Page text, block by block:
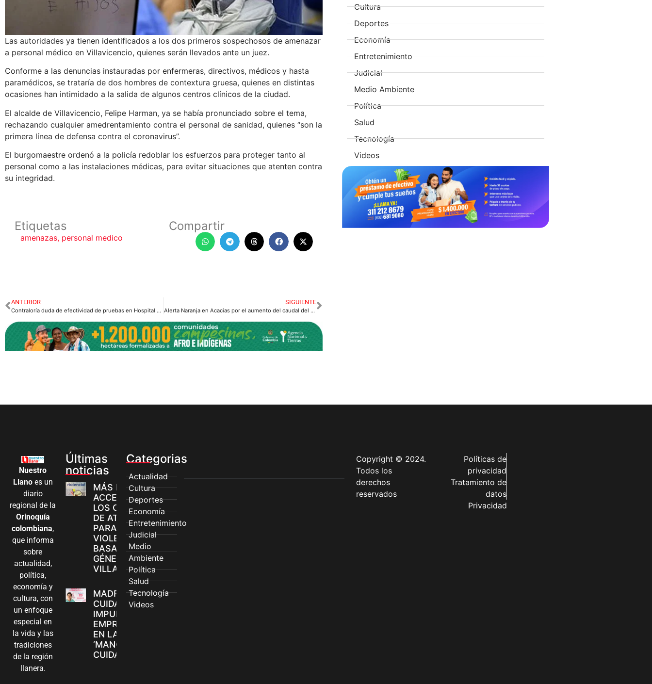
Las autoridades ya tienen identificados a los dos primeros sospechosos de amenazar
a personal médico en Villavicencio, quienes serán llevados ante un juez.
Conforme a las denuncias instauradas por enfermeras, directivos, médicos y hasta
paramédicos, se trataría de dos hombres de contextura gruesa, quienes en distintas
ocasiones han intimidado a la salida de algunos centros clínicos de la ciudad.
El alcalde de Villavicencio, Felipe Harman, ya se había pronunciado sobre el tema,
rechazando cualquier amedrentamiento contra el personal de sanidad, quienes “son la
primera línea de defensa contra el coronavirus”.
El burgomaestre ordenó a la policía redoblar los esfuerzos para proteger tanto al
personal como a las instalaciones médicas, para evitar situaciones que atenten contra
su integridad.
Etiquetas
amenazas, personal medico
Compartir
ANTERIOR
Contraloría duda de efectividad de pruebas en Hospital de Villavicencio
SIGUIENTE
Alerta Naranja en Acacias por el aumento del caudal del río Guayuriba.
Cultura
Deportes
Economía
Entretenimiento
Judicial
Medio Ambiente
Política
Salud
Tecnología
Videos
Nuestro
Llanoes un
diario
regional de la
Orinoquía
colombiana,
que informa
sobre
actualidad,
política,
economía y
cultura, con
un enfoque
especial en
la vida y las
tradiciones
de la región
llanera.
Últimas
noticias
MÁS MUJERES
ACCEDEN A
LOS CANALES
DE ATENCIÓN
PARA
VIOLENCIAS
BASADAS EN
GÉNERO EN
VILLAVICENCIO
MADRES
CUIDADORAS
IMPULSAN SUS
EMPRENDIMIENTOS
EN LA FERIA
‘MANOS QUE
CUIDAN Y CREAN’
Categorias
Actualidad
Cultura
Deportes
Economía
Entretenimiento
Judicial
Medio
Ambiente
Política
Salud
Tecnología
Videos
Copyright © 2024.
Todos los
derechos
reservados
Políticas de
privacidad
Tratamiento de
datos
Privacidad